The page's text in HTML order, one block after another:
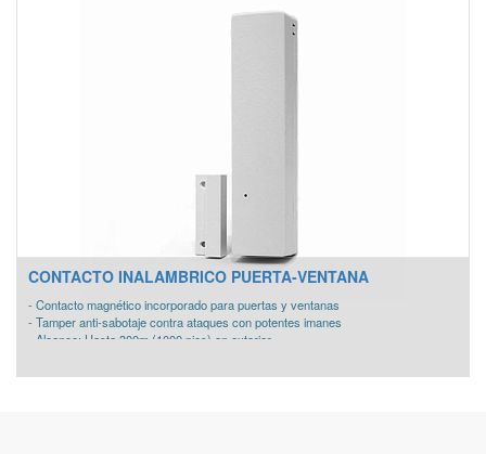
CONTACTO INALAMBRICO PUERTA-VENTANA
- Contacto magnético incorporado para puertas y ventanas
- Tamper anti-sabotaje contra ataques con potentes imanes
- Alcance: Hasta 300m (1000 pies) en exterior
- Utiliza uno de los más de 16 millones de códigos de dirección seleccionados